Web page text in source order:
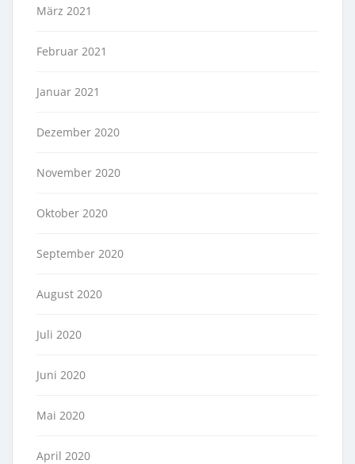
März 2021
Februar 2021
Januar 2021
Dezember 2020
November 2020
Oktober 2020
September 2020
August 2020
Juli 2020
Juni 2020
Mai 2020
April 2020